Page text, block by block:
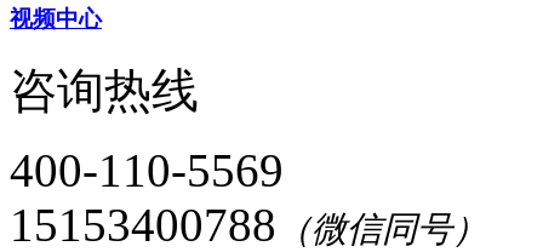
视频中心
咨询热线
400-110-5569
15153400788 （微信同号）